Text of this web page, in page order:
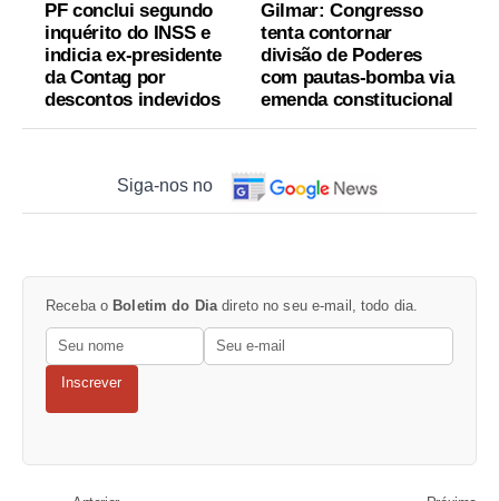
PF conclui segundo
inquérito do INSS e
indicia ex-presidente
da Contag por
descontos indevidos
Gilmar: Congresso
tenta contornar
divisão de Poderes
com pautas-bomba via
emenda constitucional
Siga-nos no
Receba o Boletim do Diadireto no seu e-mail, todo dia.
Inscrever